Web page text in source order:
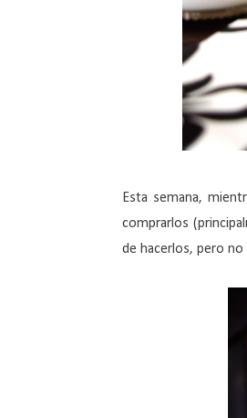
Esta semana,
comprarlos
de hacerlos, pero